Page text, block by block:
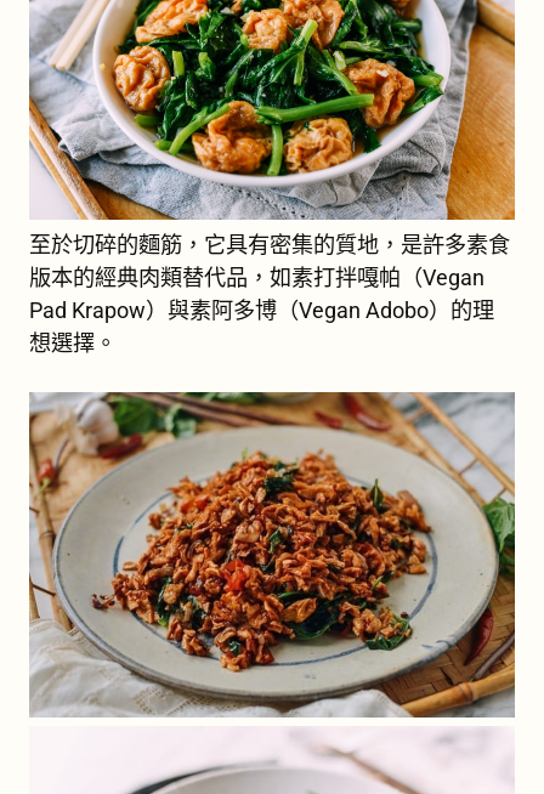
至於切碎的麵筋，它具有密集的質地，是許多素食
版本的經典肉類替代品，如素打拌嘎帕（Vegan
Pad Krapow）與素阿多博（Vegan Adobo）的理
想選擇。